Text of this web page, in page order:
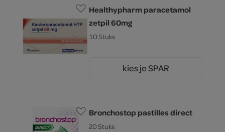
Healthypharm paracetamol
zetpil 60mg
10 Stuks
kies je SPAR
Bronchostop pastilles direct
20 Stuks